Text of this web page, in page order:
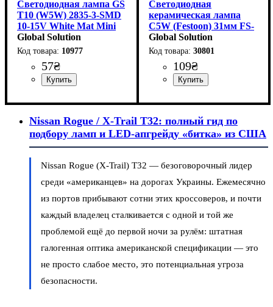
Светодиодная лампа GS
T10 (W5W) 2835-3-SMD
10-15V White Mat Mini
— матовый мягкий свет
Global Solution
10977
57₴
Габаритные огни,
Приборная панель
2835SMD
SMD
шт.
Светодиодная
керамическая лампа
C5W (Festoon) 31мм FS-
3030-6SMD Samsung
CANBUS 12-24V White
Global Solution
30801
109₴
Освещение салона
Samsung
SMD
шт.
Nissan Rogue / X-Trail T32: полный гид по
подбору ламп и LED-апгрейду «битка» из США
Nissan Rogue (X-Trail) T32 — безоговорочный лидер
среди «американцев» на дорогах Украины. Ежемесячно
из портов прибывают сотни этих кроссоверов, и почти
каждый владелец сталкивается с одной и той же
проблемой ещё до первой ночи за рулём: штатная
галогенная оптика американской спецификации — это
не просто слабое место, это потенциальная угроза
безопасности.